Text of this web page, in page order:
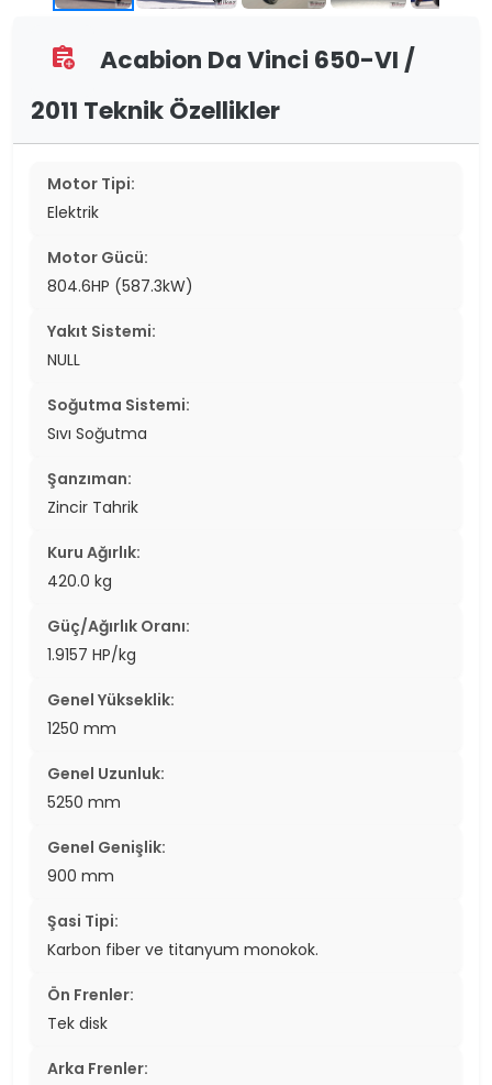
assignment_add
Acabion Da Vinci 650-VI /
2011 Teknik Özellikler
Motor Tipi:
Elektrik
Motor Gücü:
804.6HP (587.3kW)
Yakıt Sistemi:
NULL
Soğutma Sistemi:
Sıvı Soğutma
Şanzıman:
Zincir Tahrik
Kuru Ağırlık:
420.0 kg
Güç/Ağırlık Oranı:
1.9157 HP/kg
Genel Yükseklik:
1250 mm
Genel Uzunluk:
5250 mm
Genel Genişlik:
900 mm
Şasi Tipi:
Karbon fiber ve titanyum monokok.
Ön Frenler:
Tek disk
Arka Frenler: